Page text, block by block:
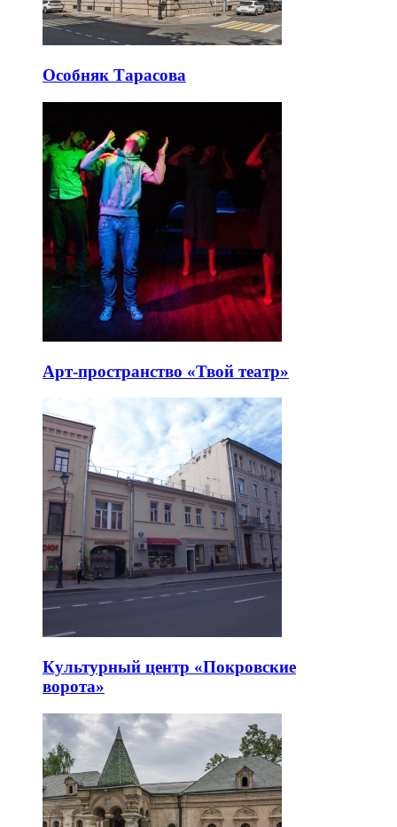
Особняк Тарасова
Арт-пространство «Твой театр»
Культурный центр «Покровские
ворота»